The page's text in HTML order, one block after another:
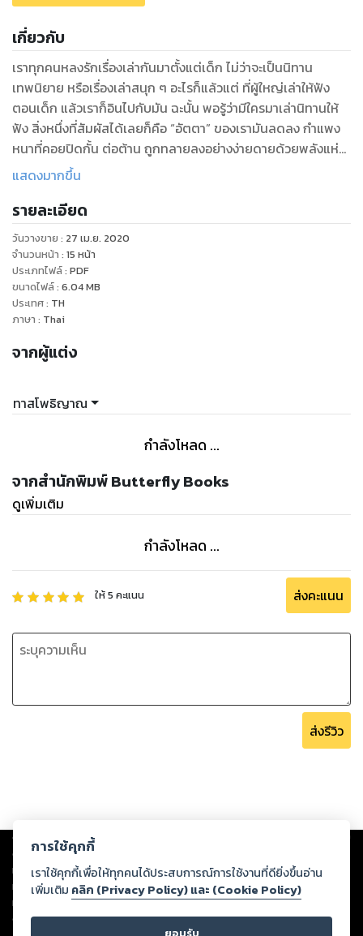
เกี่ยวกับ
เราทุกคนหลงรักเรื่องเล่ากันมาตั้งแต่เด็ก ไม่ว่าจะเป็นนิทาน
เทพนิยาย หรือเรื่องเล่าสนุก ๆ อะไรก็แล้วแต่ ที่ผู้ใหญ่เล่าให้ฟัง
ตอนเด็ก แล้วเราก็อินไปกับมัน ฉะนั้น พอรู้ว่ามีใครมาเล่านิทานให้
ฟัง สิ่งหนึ่งที่สัมผัสได้เลยก็คือ “อัตตา” ของเรามันลดลง กำแพง
หนาที่คอยปิดกั้น ต่อต้าน ถูกทลายลงอย่างง่ายดายด้วยพลังแห่ง
เรื่องเล่า นิทานจึงเป็นอุบายชั้นดีสำหรับการเรียนรู้อีกทางหนึ่ง ซึ่ง
สนุก ชวนหัว น่าอ่านเพียงใด ท่านต้องลองมาลิ้มชิมรสดูด้วยตัว
เอง ว่ามันแซ่บเพียงใด มา...เชิญครับ!!
แสดงมากขึ้น
รายละเอียด
วันวางขาย : 27 เม.ย. 2020
จำนวนหน้า : 15 หน้า
ประเภทไฟล์: PDF
ขนาดไฟล์: 6.04MB
ประเทศ: TH
ภาษา : Thai
จากผู้แต่ง
ทาสโพธิญาณ
กำลังโหลด ...
จากสำนักพิมพ์ Butterfly Books
ดูเพิ่มเติม
กำลังโหลด ...
ให้5 คะแนน ส่งคะแนน
ส่งรีวิว
Copyright © 2026
ต่อผลงานหรือเนื้อหาใดที่อัปโหลดผ่านเว็บไซต์และปรากฏว่าละเมิดสิทธิใน
ทรัพย์สินทางปัญญาของบุคคลอื่นหรือขัดต่อกฎหมายและศีลธรรม ดังนั้น ผู้อ่าน
ทุกท่านโปรดใช้วิจารณญาณในการกลั่นกรองด้วยตนเอง และหากท่านพบว่าส่วน
หนึ่งส่วนใดขัดต่อกฎหมายและศีลธรรม กรุณาแจ้งมายังบริษัท เพื่อทีมงานจะได้
ดำเนินการในทันที ทั้งนี้ ทางสตอรี่ล็อกขอสงวนลิขสิทธิ์ตามพระราชบัญญัติ
การใช้คุกกี้
เราใช้คุกกี้เพื่อให้ทุกคนได้ประสบการณ์การใช้งานที่ดียิ่งขึ้นอ่าน
เพิ่มเติม คลิก (Privacy Policy) และ (Cookie Policy)